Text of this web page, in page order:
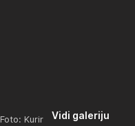
Vidi galeriju
Foto: Kurir